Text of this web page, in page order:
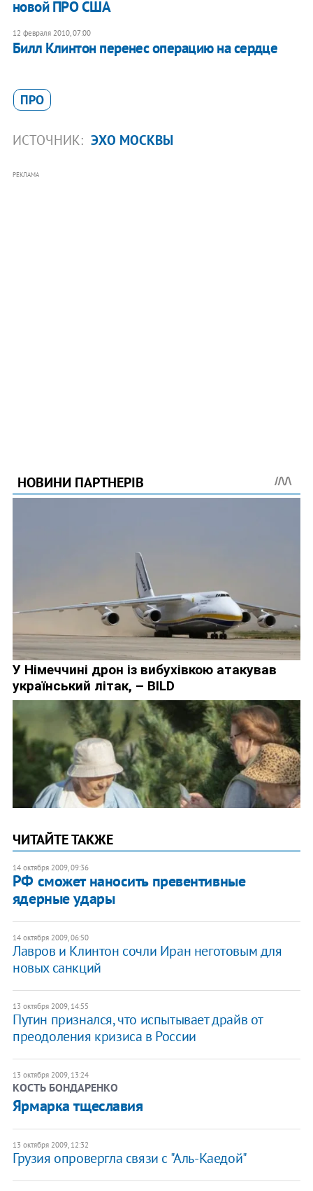
новой ПРО США
12 февраля 2010, 07:00
Билл Клинтон перенес операцию на сердце
ПРО
ИСТОЧНИК: ЭХО МОСКВЫ
РЕКЛАМА
ЧИТАЙТЕ ТАКЖЕ
14 октября 2009, 09:36
РФ сможет наносить превентивные
ядерные удары
14 октября 2009, 06:50
Лавров и Клинтон сочли Иран неготовым для
новых санкций
13 октября 2009, 14:55
Путин признался, что испытывает драйв от
преодоления кризиса в России
13 октября 2009, 13:24
КОСТЬ БОНДАРЕНКО
Ярмарка тщеславия
13 октября 2009, 12:32
Грузия опровергла связи с "Аль-Каедой"